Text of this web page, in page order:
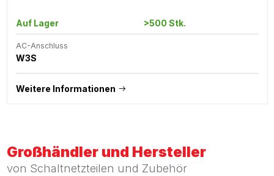
Auf Lager >500 Stk.
AC-Anschluss
W3S
Weitere Informationen
Großhändler und Hersteller
von Schaltnetzteilen und Zubehör